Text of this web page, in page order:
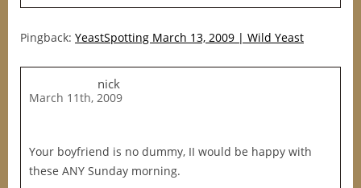
Pingback: YeastSpotting March 13, 2009 | Wild Yeast
nick
March 11th, 2009
Your boyfriend is no dummy, II would be happy with
these ANY Sunday morning.